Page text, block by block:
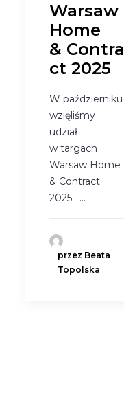
Warsaw
Home
& Contra
ct 2025
W październiku
wzięliśmy
udział
w targach
Warsaw Home
& Contract
2025 –…
przez Beata
Topolska